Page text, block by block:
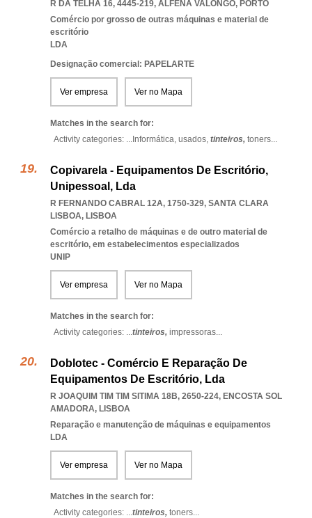
R DA TELHA 16, 4445-219, ALFENA VALONGO, PORTO
Comércio por grosso de outras máquinas e material de
escritório
LDA
Designação comercial: PAPELARTE
Ver empresa Ver no Mapa
Matches in the search for:
Activity categories: ... Informática, usados, tinteiros, toners...
Copivarela - Equipamentos De Escritório,
Unipessoal, Lda
R FERNANDO CABRAL 12A, 1750-329, SANTA CLARA
LISBOA, LISBOA
Comércio a retalho de máquinas e de outro material de
escritório, em estabelecimentos especializados
UNIP
Ver empresa Ver no Mapa
Matches in the search for:
Activity categories: ...tinteiros, impressoras...
Doblotec - Comércio E Reparação De
Equipamentos De Escritório, Lda
R JOAQUIM TIM TIM SITIMA 18B, 2650-224, ENCOSTA SOL
AMADORA, LISBOA
Reparação e manutenção de máquinas e equipamentos
LDA
Ver empresa Ver no Mapa
Matches in the search for:
Activity categories: ...tinteiros, toners...